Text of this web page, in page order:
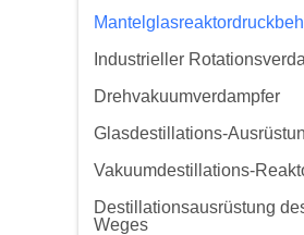
Industrieller
Drehvakuumverdampfer
Glasdestillations-
Vakuumdestillations-
Destillationsausrüstung
Weges